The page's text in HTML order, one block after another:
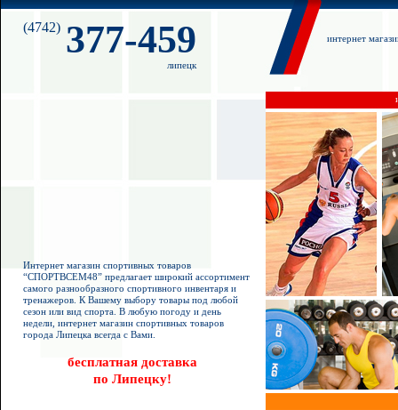
(4742) 377-459
липецк
интернет
Интернет магазин спортивных товаров
“СПОРТВСЕМ48” предлагает широкий ассортимент
самого разнообразного спортивного инвентаря и
тренажеров. К Вашему выбору товары под любой
сезон или вид спорта. В любую погоду и день
недели, интернет магазин спортивных товаров
города Липецка всегда с Вами.
бесплатная доставка
по Липецку!